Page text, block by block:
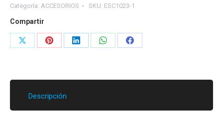
Categoría: ACCESORIOS SKU: ESC1023-1
Compartir
Share
Share
Share
Share
Share
Descripción